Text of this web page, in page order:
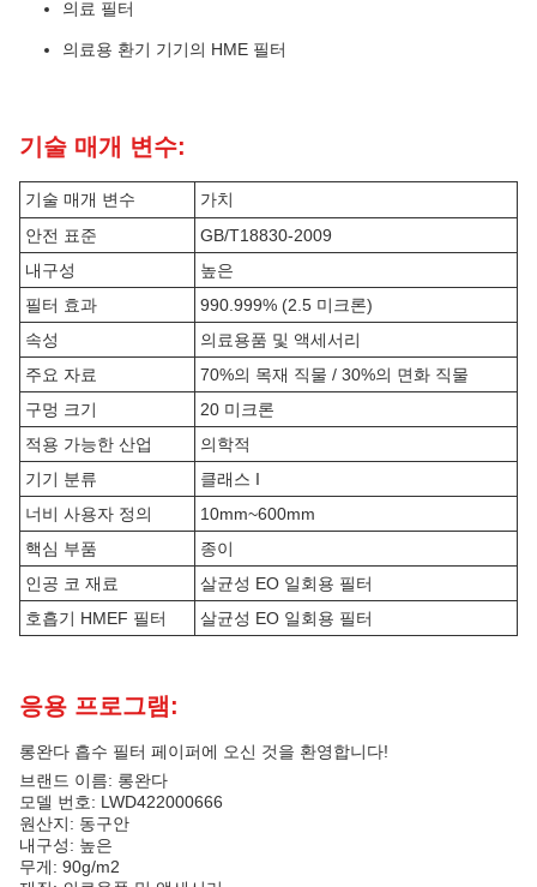
의료 필터
의료용 환기 기기의 HME 필터
기술 매개 변수:
기술 매개 변수
가치
안전 표준
GB/T18830-2009
내구성
높은
필터 효과
990.999% (2.5 미크론)
속성
의료용품 및 액세서리
주요 자료
70%의 목재 직물 / 30%의 면화 직물
구멍 크기
20 미크론
적용 가능한 산업
의학적
기기 분류
클래스 I
너비 사용자 정의
10mm~600mm
핵심 부품
종이
인공 코 재료
살균성 EO 일회용 필터
호흡기 HMEF 필터
살균성 EO 일회용 필터
응용 프로그램:
롱완다 흡수 필터 페이퍼에 오신 것을 환영합니다!
브랜드 이름: 롱완다
모델 번호: LWD422000666
원산지: 동구안
내구성: 높은
무게: 90g/m2